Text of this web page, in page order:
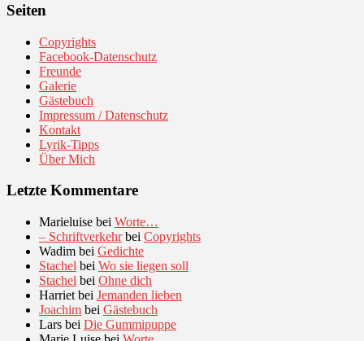
Seiten
Copyrights
Facebook-Datenschutz
Freunde
Galerie
Gästebuch
Impressum / Datenschutz
Kontakt
Lyrik-Tipps
Über Mich
Letzte Kommentare
Marieluise bei Worte…
– Schriftverkehrbei Copyrights
Wadim bei Gedichte
Stachel bei Wo sie liegen soll
Stachel bei Ohne dich
Harriet bei Jemanden lieben
Joachim bei Gästebuch
Lars bei Die Gummipuppe